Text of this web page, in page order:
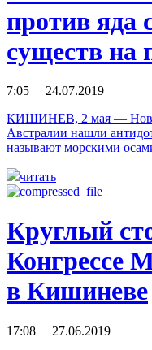
против яда
существ на
7:05 24.07.2019
КИШИНЕВ, 2 мая —
Австралии нашли
называют морскими
читать
Круглый
Конгрессе
в Кишиневе
17:08 27.06.2019